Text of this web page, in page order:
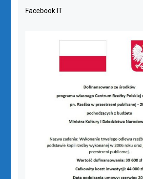
Facebook IT